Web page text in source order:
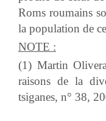
Roms roumains
la population de
NOTE :
(1) Martin
raisons de la
tsiganes, n° 38,